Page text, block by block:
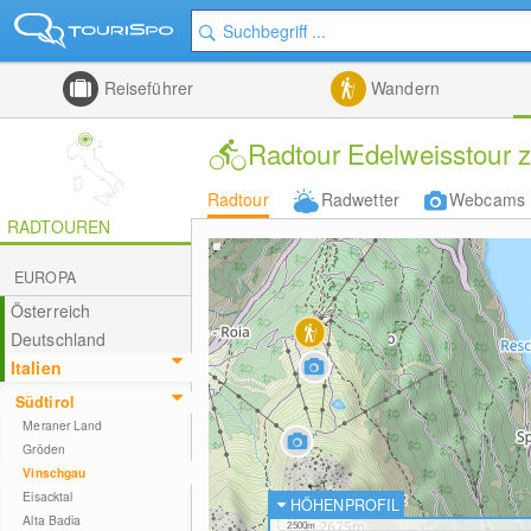
Reiseführer Wandern
Radtour Edelweisstour
Radtour Radwetter Webcams
RADTOUREN
EUROPA
Österreich
Deutschland
Italien
Südtirol
Meraner Land
Gröden
Vinschgau
Eisacktal
Alta Badia
HÖHENPROFIL
2500m